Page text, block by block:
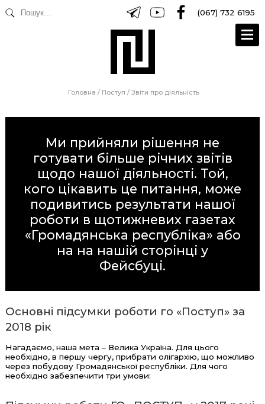
(067) 732 6195
Головна / Поступ / Звіти про діяльність
Ми прийняли рішення не
готувати більше річних звітів
щодо нашої діяльності. Той,
кого цікавить це питання, може
подивитись результати нашої
роботи в щотижневих газетах
«Громадянська республіка» або
на на нашій сторінці у
Фейсбуці.
Основні підсумки роботи го «Поступ» за
2018 рік
Нагадаємо, наша мета – Велика Україна. Для цього
необхідно, в першу чергу, прибрати олігархію, що можливо
через побудову Громадянської республіки. Для чого
необхідно забезпечити три умови: